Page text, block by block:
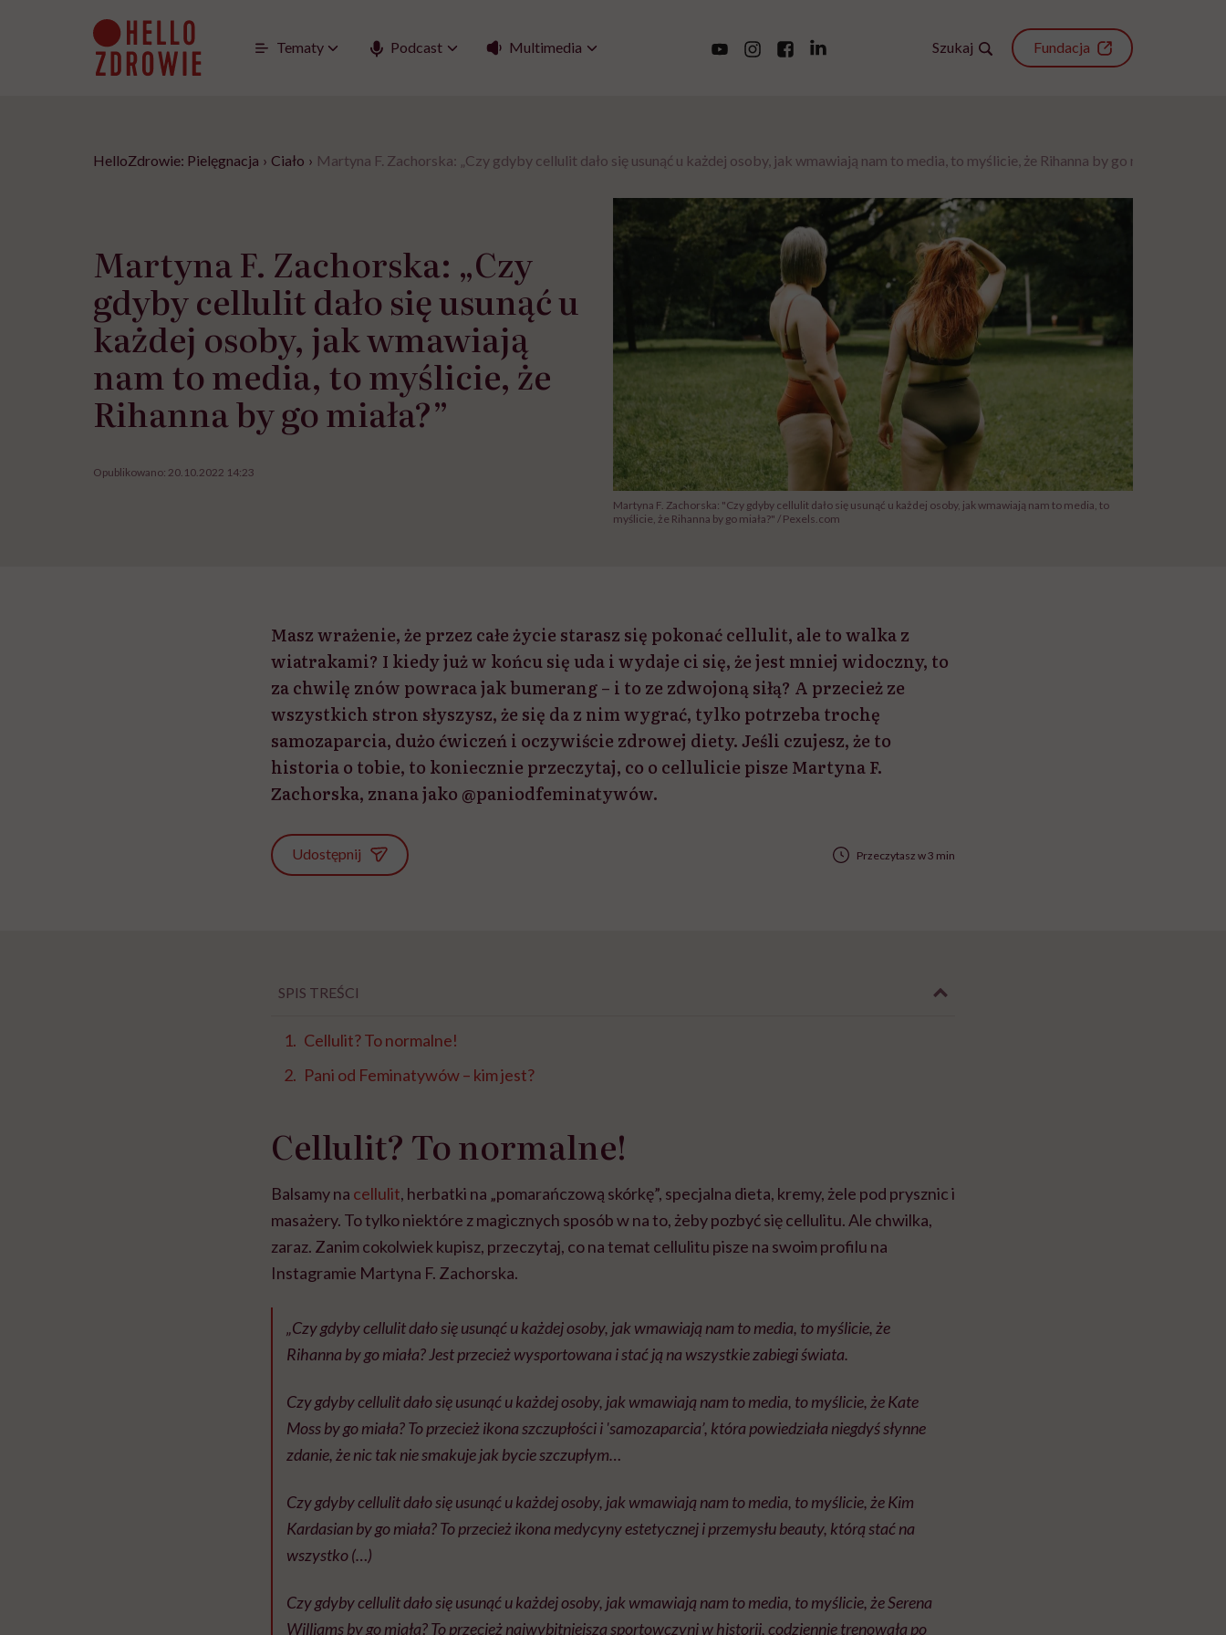
Tematy Podcast Multimedia Szukaj Fundacja
HelloZdrowie: Pielęgnacja › Ciało › Martyna F. Zachorska: „Czy gdyby cellulit dało się usunąć u każdej osoby, jak wmawiają nam to media, to myślicie, że Rihanna by go miała?”
Martyna F. Zachorska: „Czy
gdyby cellulit dało się usunąć u
każdej osoby, jak wmawiają
nam to media, to myślicie, że
Rihanna by go miała?”
Opublikowano: 20.10.2022 14:23
Martyna F. Zachorska: "Czy gdyby cellulit dało się usunąć u każdej osoby, jak wmawiają nam to media, to
myślicie, że Rihanna by go miała?" / Pexels.com
Masz wrażenie, że przez całe życie starasz się pokonać cellulit, ale to walka z
wiatrakami? I kiedy już w końcu się uda i wydaje ci się, że jest mniej widoczny, to
za chwilę znów powraca jak bumerang – i to ze zdwojoną siłą? A przecież ze
wszystkich stron słyszysz, że się da z nim wygrać, tylko potrzeba trochę
samozaparcia, dużo ćwiczeń i oczywiście zdrowej diety. Jeśli czujesz, że to
historia o tobie, to koniecznie przeczytaj, co o cellulicie pisze Martyna F.
Zachorska, znana jako @paniodfeminatywów.
Udostępnij Przeczytasz w 3 min
SPIS TREŚCI
Cellulit? To normalne!
Pani od Feminatywów – kim jest?
Cellulit? To normalne!
Balsamy na cellulit, herbatki na „pomarańczową skórkę”, specjalna dieta, kremy, żele pod prysznic i
masażery. To tylko niektóre z magicznych sposób w na to, żeby pozbyć się cellulitu. Ale chwilka,
zaraz. Zanim cokolwiek kupisz, przeczytaj, co na temat cellulitu pisze na swoim profilu na
Instagramie Martyna F. Zachorska.
„Czy gdyby cellulit dało się usunąć u każdej osoby, jak wmawiają nam to media, to myślicie, że
Rihanna by go miała? Jest przecież wysportowana i stać ją na wszystkie zabiegi świata.
Czy gdyby cellulit dało się usunąć u każdej osoby, jak wmawiają nam to media, to myślicie, że Kate
Moss by go miała? To przecież ikona szczupłości i 'samozaparcia’, która powiedziała niegdyś słynne
zdanie, że nic tak nie smakuje jak bycie szczupłym…
Czy gdyby cellulit dało się usunąć u każdej osoby, jak wmawiają nam to media, to myślicie, że Kim
Kardasian by go miała? To przecież ikona medycyny estetycznej i przemysłu beauty, którą stać na
wszystko (…)
Czy gdyby cellulit dało się usunąć u każdej osoby, jak wmawiają nam to media, to myślicie, że Serena
Williams by go miała? To przecież najwybitniejsza sportowczyni w historii, codziennie trenowała po